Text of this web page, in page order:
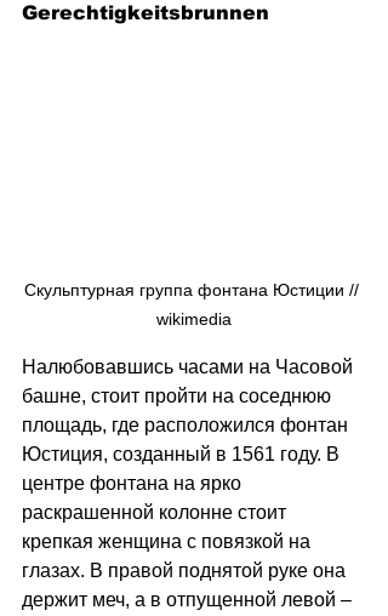
Gerechtigkeitsbrunnen
Скульптурная группа фонтана Юстиции //
wikimedia
Налюбовавшись часами на Часовой
башне, стоит пройти на соседнюю
площадь, где расположился фонтан
Юстиция, созданный в 1561 году. В
центре фонтана на ярко
раскрашенной колонне стоит
крепкая женщина с повязкой на
глазах. В правой поднятой руке она
держит меч, а в отпущенной левой –